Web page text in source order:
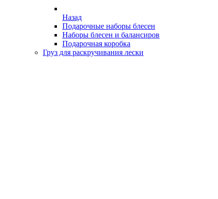
Назад
Подарочные наборы блесен
Наборы блесен и балансиров
Подарочная коробка
Груз для раскручивания лески